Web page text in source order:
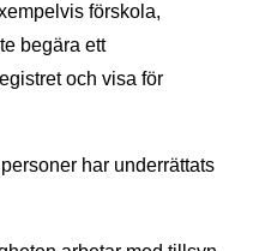
förskola,
begära ett
och visa för
har underrättats